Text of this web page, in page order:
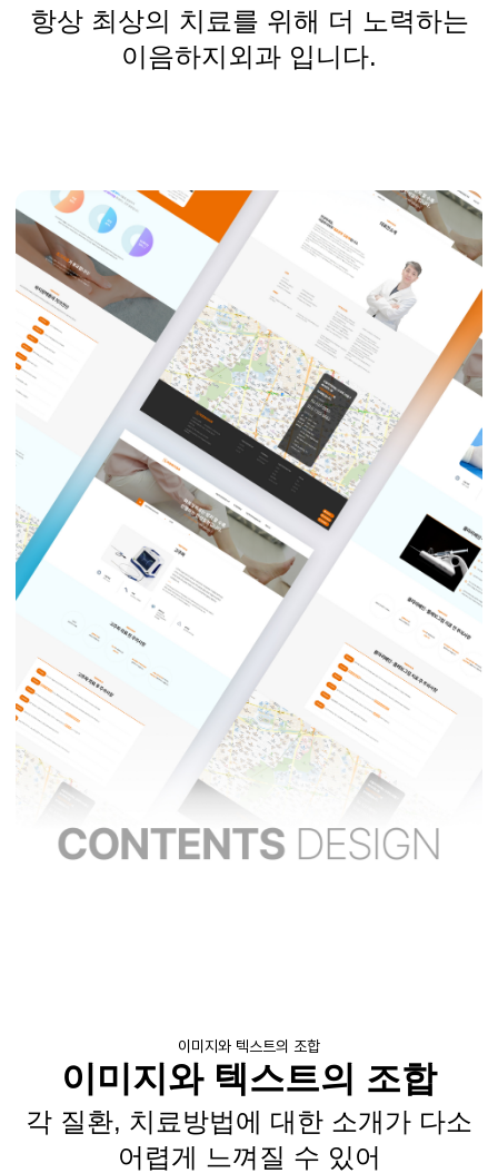
항상 최상의 치료를 위해 더 노력하는
이음하지외과 입니다.
이미지와 텍스트의 조합
이미지와 텍스트의 조합
각 질환, 치료방법에 대한 소개가 다소
어렵게 느껴질 수 있어